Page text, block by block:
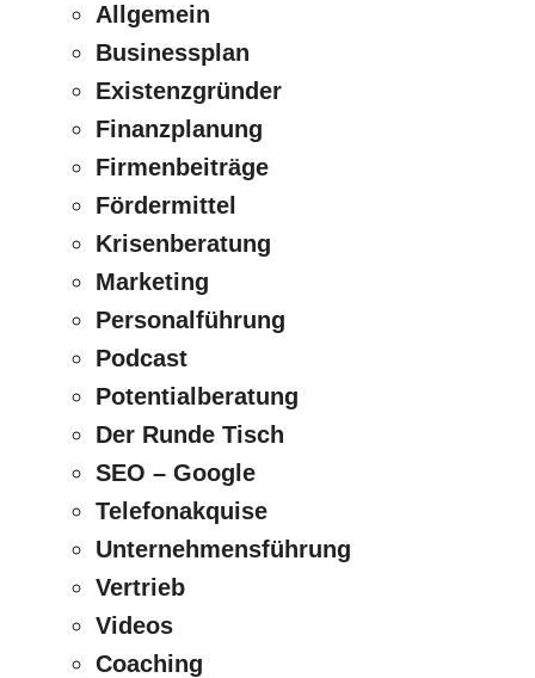
Allgemein
Businessplan
Existenzgründer
Finanzplanung
Firmenbeiträge
Fördermittel
Krisenberatung
Marketing
Personalführung
Podcast
Potentialberatung
Der Runde Tisch
SEO – Google
Telefonakquise
Unternehmensführung
Vertrieb
Videos
Coaching